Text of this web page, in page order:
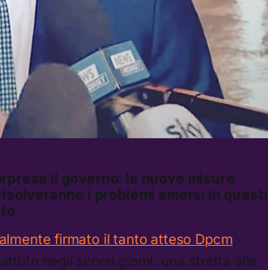
il governo: le nuove misure
i problemi emersi in questi
firmato il tanto atteso Dpcm,
negli scorsi giorni: una stretta alle